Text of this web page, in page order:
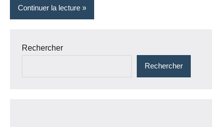
Continuer la lecture
Rechercher
Rechercher